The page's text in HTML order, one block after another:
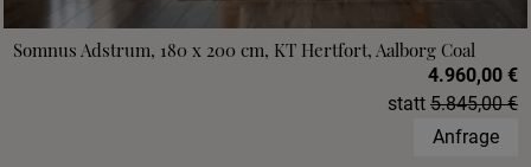
Somnus Adstrum, 180 x 200 cm, KT Hertfort, Aalborg Coal
4.960,00 €
statt 5.845,00 €
Anfrage